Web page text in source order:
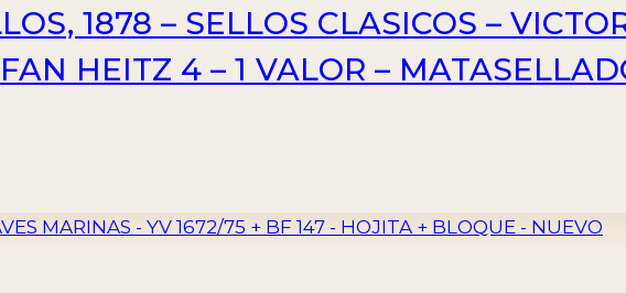
1878 – SELLOS CLASICOS –
HEITZ 4 – 1 VALOR –